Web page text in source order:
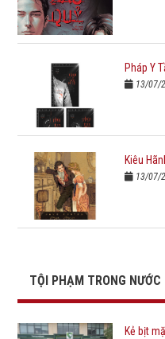
Pháp Y
13/07/
Kiêu
13/07/
TỘI PHẠM TRONG NƯỚC
Kẻ bịt